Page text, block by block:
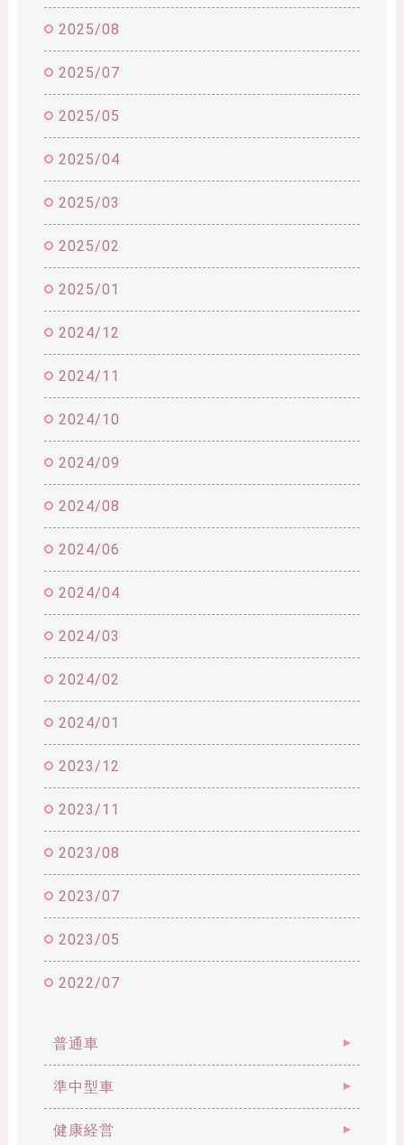
2025/08
2025/07
2025/05
2025/04
2025/03
2025/02
2025/01
2024/12
2024/11
2024/10
2024/09
2024/08
2024/06
2024/04
2024/03
2024/02
2024/01
2023/12
2023/11
2023/08
2023/07
2023/05
2022/07
普通車
準中型車
健康経営